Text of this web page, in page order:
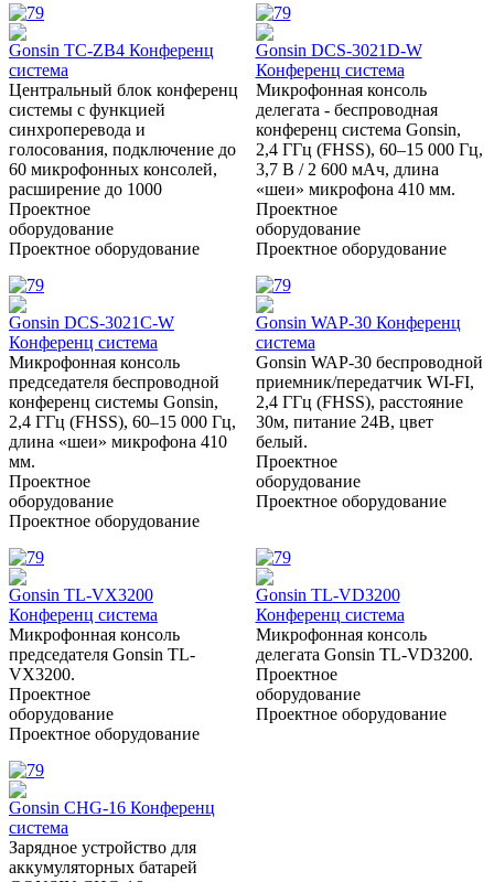
Gonsin TC-ZB4 Конференц
система
Центральный блок конференц
системы с функцией
синхроперевода и
голосования, подключение до
60 микрофонных консолей,
расширение до 1000
Проектное
оборудование
Проектное оборудование
Gonsin DCS-3021D-W
Конференц система
Микрофонная консоль
делегата - беспроводная
конференц система Gonsin,
2,4 ГГц (FHSS), 60–15 000 Гц,
3,7 В / 2 600 мАч, длина
«шеи» микрофона 410 мм.
Проектное
оборудование
Проектное оборудование
Gonsin DCS-3021C-W
Конференц система
Микрофонная консоль
председателя беспроводной
конференц системы Gonsin,
2,4 ГГц (FHSS), 60–15 000 Гц,
длина «шеи» микрофона 410
мм.
Проектное
оборудование
Проектное оборудование
Gonsin WAP-30 Конференц
система
Gonsin WAP-30 беспроводной
приемник/передатчик WI-FI,
2,4 ГГц (FHSS), расстояние
30м, питание 24В, цвет
белый.
Проектное
оборудование
Проектное оборудование
Gonsin TL-VX3200
Конференц система
Микрофонная консоль
председателя Gonsin TL-
VX3200.
Проектное
оборудование
Проектное оборудование
Gonsin TL-VD3200
Конференц система
Микрофонная консоль
делегата Gonsin TL-VD3200.
Проектное
оборудование
Проектное оборудование
Gonsin CHG-16 Конференц
система
Зарядное устройство для
аккумуляторных батарей